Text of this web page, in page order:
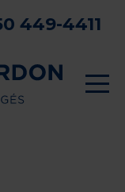
449-4411